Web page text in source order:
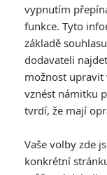
vypnutím
funkce. Tyto
základě
dodavateli
možnost upravit
vznést námitku
tvrdí, že mají
Vaše volby zde
konkrétní